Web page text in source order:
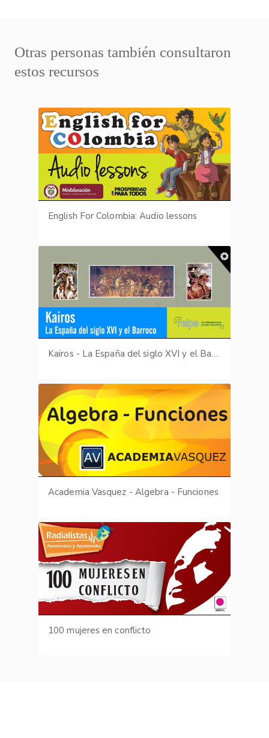
Otras personas también consultaron
estos recursos
English For Colombia: Audio lessons
Kairos - La España del siglo XVI y el Barroco
Academia Vasquez - Algebra - Funciones
100 mujeres en conflicto